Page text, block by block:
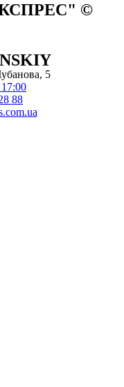
©
5
88